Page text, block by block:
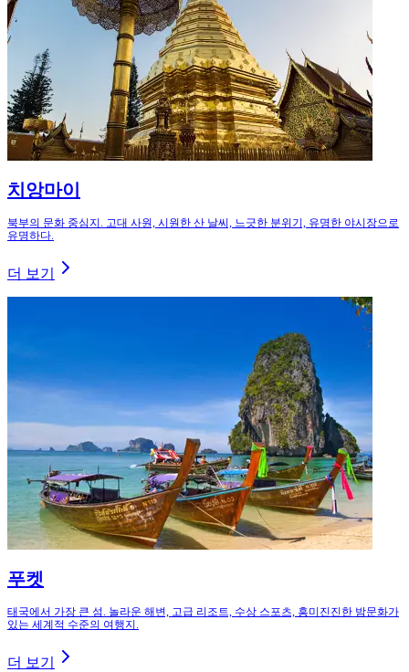
치앙마이
북부의 문화 중심지. 고대 사원, 시원한 산 날씨, 느긋한 분위기, 유명한 야시장으로
유명하다.
더 보기
푸켓
태국에서 가장 큰 섬. 놀라운 해변, 고급 리조트, 수상 스포츠, 흥미진진한 밤문화가
있는 세계적 수준의 여행지.
더 보기